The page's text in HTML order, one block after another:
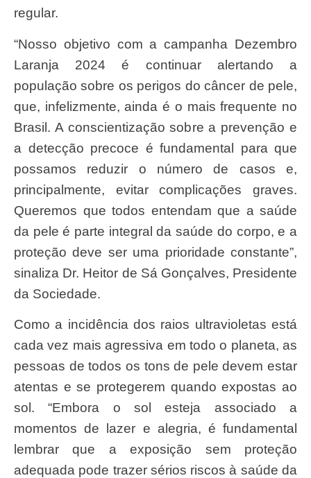
regular.
“Nosso objetivo com a campanha Dezembro
Laranja 2024 é continuar alertando a
população sobre os perigos do câncer de pele,
que, infelizmente, ainda é o mais frequente no
Brasil. A conscientização sobre a prevenção e
a detecção precoce é fundamental para que
possamos reduzir o número de casos e,
principalmente, evitar complicações graves.
Queremos que todos entendam que a saúde
da pele é parte integral da saúde do corpo, e a
proteção deve ser uma prioridade constante”,
sinaliza Dr. Heitor de Sá Gonçalves, Presidente
da Sociedade.
Como a incidência dos raios ultravioletas está
cada vez mais agressiva em todo o planeta, as
pessoas de todos os tons de pele devem estar
atentas e se protegerem quando expostas ao
sol. “Embora o sol esteja associado a
momentos de lazer e alegria, é fundamental
lembrar que a exposição sem proteção
adequada pode trazer sérios riscos à saúde da